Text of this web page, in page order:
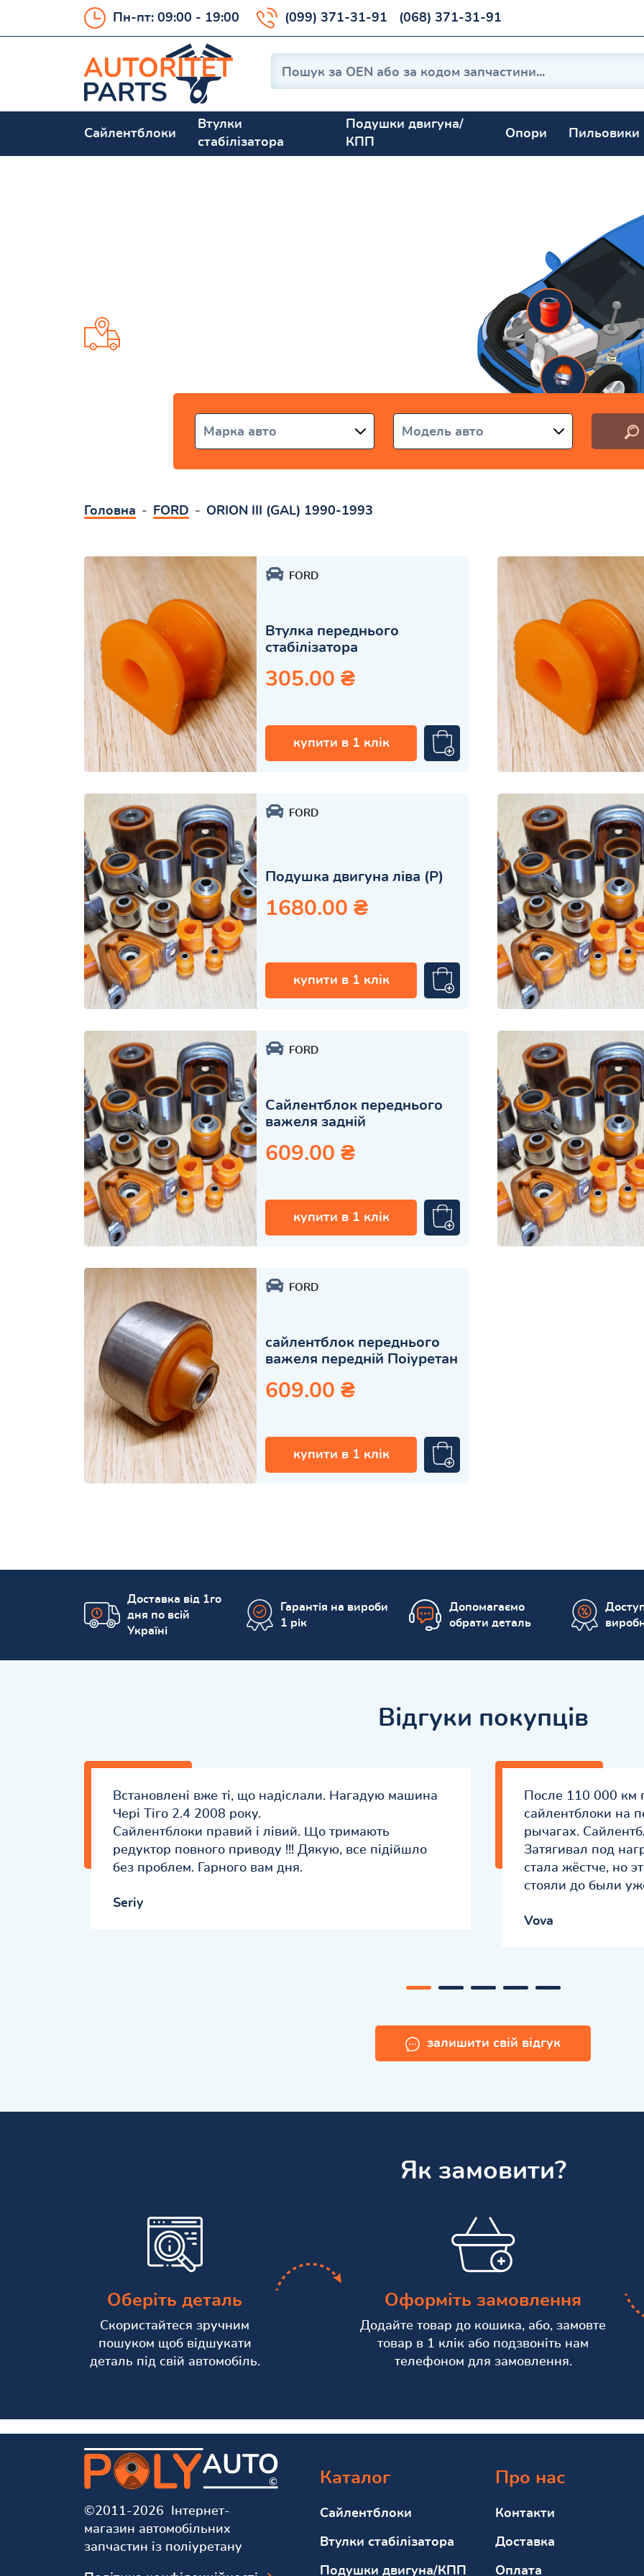
Пн-пт: 09:00 - 19:00 (099) 371-31-91 (068) 371-31-91
Сайлентблоки
Втулки
стабілізатора
Подушки двигуна/
КПП
Опори Пильовики
Марка авто Модель авто
Головна FORD ORION III (GAL) 1990-1993
FORD
Втулка переднього
стабілізатора
305.00 ₴
купити в 1 клік
FORD
Подушка двигуна ліва (P)
1680.00 ₴
купити в 1 клік
FORD
Сайлентблок переднього
важеля задній
609.00 ₴
купити в 1 клік
FORD
сайлентблок переднього
важеля передній Поіуретан
609.00 ₴
купити в 1 клік
Доставка від 1го
дня по всій
Україні
Гарантія на вироби
1 рік
Допомагаємо
обрати деталь
Відгуки покупців
Встановлені вже ті, що надіслали. Нагадую машина
Чері Тіго 2.4 2008 року.
Сайлентблоки правий і лівий. Що тримають
редуктор повного приводу !!! Дякую, все підійшло
без проблем. Гарного вам дня.
Seriy
После 110 000 км
сайлентблоки на
рычагах.
Затягивал под
стала жёстче, но
стояли до были
Vova
залишити свій відгук
Як замовити?
Оберіть деталь
Скористайтеся зручним
пошуком щоб відшукати
деталь під свій автомобіль.
Оформіть замовлення
Додайте товар до кошика, або, замовте
товар в 1 клік або подзвоніть нам
телефоном для замовлення.
©2011-2026 Інтернет-
магазин автомобільних
запчастин із поліуретану
Каталог
Сайлентблоки
Втулки стабілізатора
Подушки двигуна/КПП
Про нас
Контакти
Доставка
Оплата